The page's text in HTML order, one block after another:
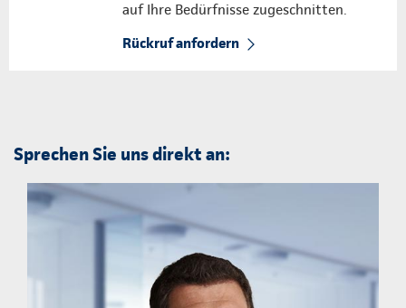
auf Ihre Bedürfnisse zugeschnitten.
Rückruf anfordern
Sprechen Sie uns direkt an: